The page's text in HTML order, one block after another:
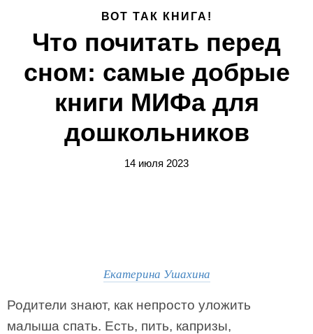
ВОТ ТАК КНИГА!
Что почитать перед
сном: самые добрые
книги МИФа для
дошкольников
14 июля 2023
Екатерина Ушахина
Родители знают, как непросто уложить
малыша спать. Есть, пить, капризы,